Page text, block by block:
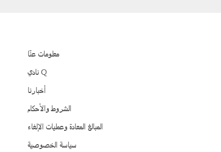
معلومات عنّا
نادي Q
أخبارنا
الشروط والأحكام
المبالغ المعادة وعمليات الإلغاء
سياسة الخصوصية